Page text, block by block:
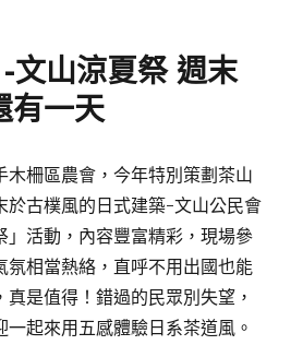
-文山涼夏祭 週末
有一天
柵區農會，今年特別策劃茶山
於古樸風的日式建築-文山公民會
」活動，內容豐富精彩，現場參
氛相當熱絡，直呼不用出國也能
是值得！錯過的民眾別失望，
一起來用五感體驗日系茶道風。